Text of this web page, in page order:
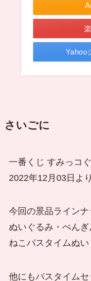
Yahoo
さいごに
一番くじ すみっコ
2022年12月03日よ
今回の景品ライン
ぬいぐるみ・ぺん
ねこバスタイムぬい
他にもバスタイム